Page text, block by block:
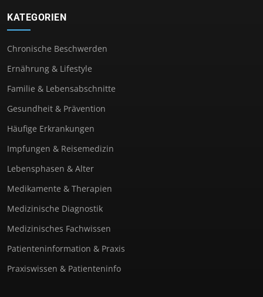
KATEGORIEN
Chronische Beschwerden
Ernährung & Lifestyle
Familie & Lebensabschnitte
Gesundheit & Prävention
Häufige Erkrankungen
Impfungen & Reisemedizin
Lebensphasen & Alter
Medikamente & Therapien
Medizinische Diagnostik
Medizinisches Fachwissen
Patienteninformation & Praxis
Praxiswissen & Patienteninfo